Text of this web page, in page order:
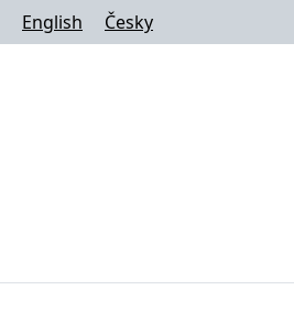
English Česky